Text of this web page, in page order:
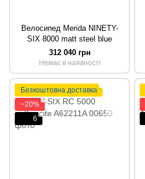
Велосипед Merida NINETY-
SIX 8000 matt steel blue
312 040 грн
Немає в наявності
Безкоштовна доставка
−20%
6